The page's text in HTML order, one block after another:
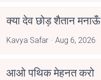
क्या देव छोड़ शैतान मनाऊँ
Kavya Safar Aug 6, 2026
आओ पथिक मेहनत करो